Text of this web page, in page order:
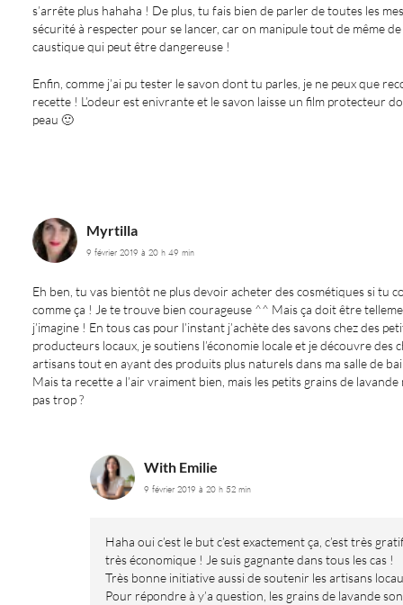
s’arrête plus hahaha ! De plus, tu fais bien de parler de toutes les
sécurité à respecter pour se lancer, car on manipule tout de même
caustique qui peut être dangereuse !
Enfin, comme j’ai pu tester le savon dont tu parles, je ne peux que
recette ! L’odeur est enivrante et le savon laisse un film protecteur
peau 🙂
Myrtilla
9 février 2019 à 20 h 49 min
Eh ben, tu vas bientôt ne plus devoir acheter des cosmétiques si tu
comme ça ! Je te trouve bien courageuse ^^ Mais ça doit être
j’imagine ! En tous cas pour l’instant j’achète des savons chez des
producteurs locaux, je soutiens l’économie locale et je découvre des
artisans tout en ayant des produits plus naturels dans ma salle de
Mais ta recette a l’air vraiment bien, mais les petits grains de
pas trop ?
With Emilie
9 février 2019 à 20 h 52 min
Haha oui c’est le but c’est exactement ça, c’est très
très économique ! Je suis gagnante dans tous les cas !
Très bonne initiative aussi de soutenir les artisans
Pour répondre à y’a question, les grains de lavande